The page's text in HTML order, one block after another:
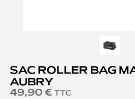
SAC ROLLER BAG
AUBRY
49,90 € TTC